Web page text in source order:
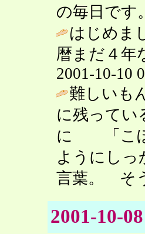
の毎日です
はじめま
暦まだ４年
2001-10-10
難しいも
に残ってい
に 「こぼ
ようにし
言葉。 そ
2001-10-